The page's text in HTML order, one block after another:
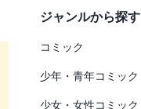
ジャンルから探す
コミック
少年・青年コミック
少女・女性コミック